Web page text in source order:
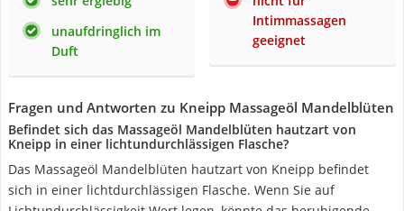
unaufdringlich im
Duft
Intimmassagen
geeignet
Fragen und Antworten zu Kneipp Massageöl Mandelblüten
Befindet sich das Massageöl Mandelblüten hautzart von
Kneipp in einer lichtundurchlässigen Flasche?
Das Massageöl Mandelblüten hautzart von Kneipp befindet
sich in einer lichtdurchlässigen Flasche. Wenn Sie auf